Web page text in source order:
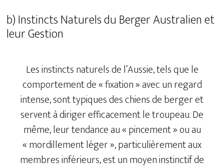
b) Instincts Naturels du Berger Australien et
leur Gestion
Les instincts naturels de l’Aussie, tels que le
comportement de « fixation » avec un regard
intense, sont typiques des chiens de berger et
servent à diriger efficacement le troupeau. De
même, leur tendance au « pincement » ou au
« mordillement léger », particulièrement aux
membres inférieurs, est un moyen instinctif de